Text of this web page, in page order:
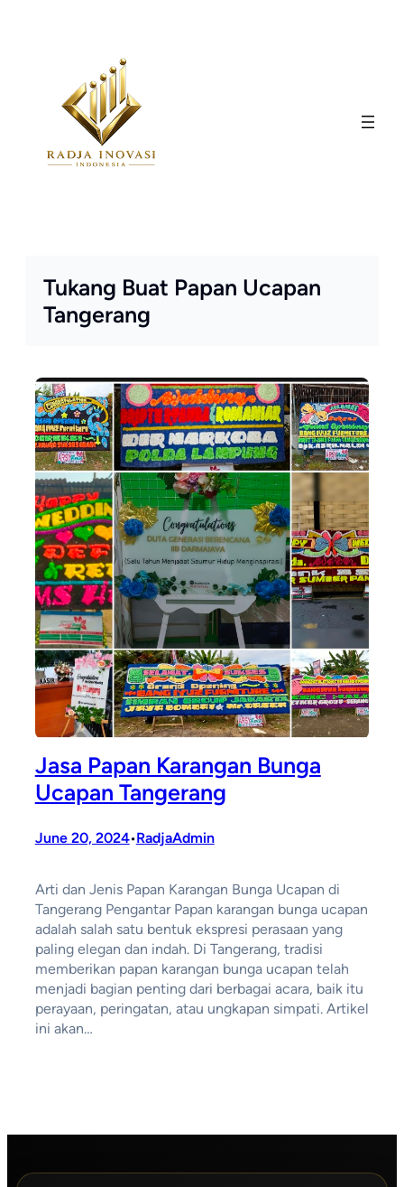
Tukang Buat Papan Ucapan
Tangerang
Jasa Papan Karangan Bunga
Ucapan Tangerang
June 20, 2024•RadjaAdmin
Arti dan Jenis Papan Karangan Bunga Ucapan di
Tangerang Pengantar Papan karangan bunga ucapan
adalah salah satu bentuk ekspresi perasaan yang
paling elegan dan indah. Di Tangerang, tradisi
memberikan papan karangan bunga ucapan telah
menjadi bagian penting dari berbagai acara, baik itu
perayaan, peringatan, atau ungkapan simpati. Artikel
ini akan…